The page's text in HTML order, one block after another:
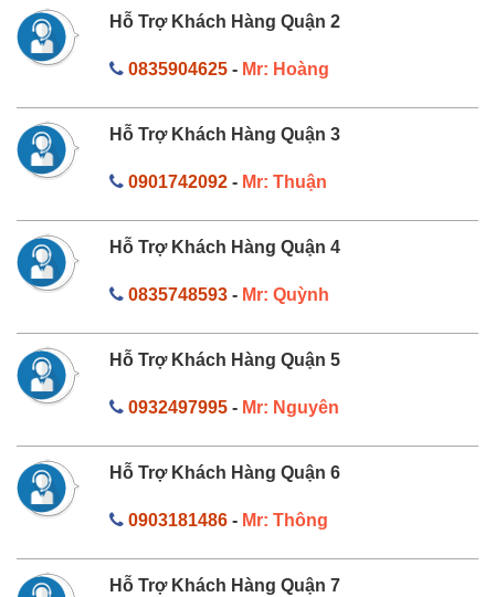
Hỗ Trợ Khách Hàng Quận 2
0835904625- Mr: Hoàng
Hỗ Trợ Khách Hàng Quận 3
0901742092- Mr: Thuận
Hỗ Trợ Khách Hàng Quận 4
0835748593- Mr: Quỳnh
Hỗ Trợ Khách Hàng Quận 5
0932497995- Mr: Nguyên
Hỗ Trợ Khách Hàng Quận 6
0903181486- Mr: Thông
Hỗ Trợ Khách Hàng Quận 7